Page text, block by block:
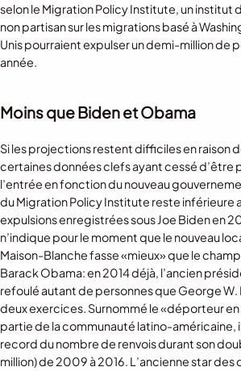
selon le Migration Policy Institute, un institut
non partisan sur les migrations basé à
Unis pourraient expulser un demi-million de
année.
Moins que Biden et Obama
Si les projections restent difficiles en raison
certaines données clefs ayant cessé d’être
l’entrée en fonction du nouveau
du Migration Policy Institute reste inférieure
expulsions enregistrées sous Joe Biden en
n’indique pour le moment que le nouveau
Maison-Blanche fasse «mieux» que le
Barack Obama: en 2014 déjà, l’ancien
refoulé autant de personnes que George W.
deux exercices. Surnommé le «déporteur
partie de la communauté latino-américaine,
record du nombre de renvois durant son
million) de 2009 à 2016. L’ancienne star